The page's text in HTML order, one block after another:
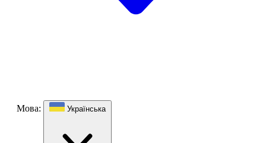
Мова: Українська